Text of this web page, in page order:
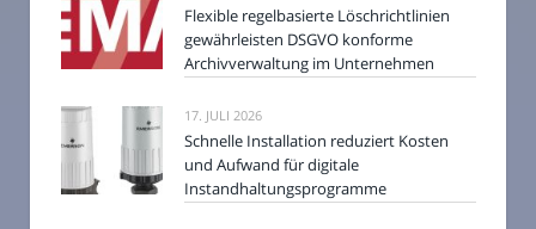
Flexible regelbasierte Löschrichtlinien
gewährleisten DSGVO konforme
Archivverwaltung im Unternehmen
17. JULI 2026
Schnelle Installation reduziert Kosten
und Aufwand für digitale
Instandhaltungsprogramme